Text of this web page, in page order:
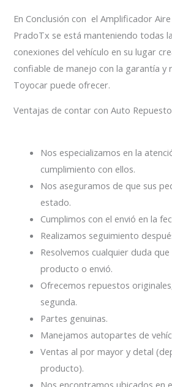
En Conclusión con el Amplificador
PradoTx se está manteniendo todas
conexiones del vehículo en su lugar
confiable de manejo con la garantía y
Toyocar puede ofrecer.
Ventajas de contar con Auto
Nos especializamos en la
cumplimiento con ellos.
Nos aseguramos de que sus
estado.
Cumplimos con el envió en la
Realizamos seguimiento
Resolvemos cualquier duda
producto o envió.
Ofrecemos repuestos
segunda.
Partes genuinas.
Manejamos autopartes de
Ventas al por mayor y detal
producto).
Nos encontramos ubicados en